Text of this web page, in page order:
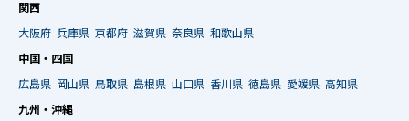
関西
大阪府 兵庫県 京都府 滋賀県 奈良県 和歌山県
中国・四国
広島県 岡山県 鳥取県 島根県 山口県 香川県 徳島県 愛媛県 高知県
九州・沖縄